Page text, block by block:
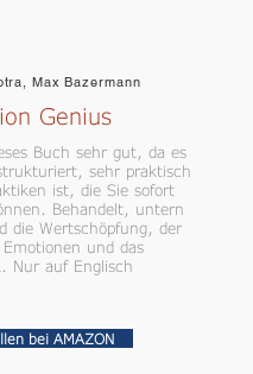
Max Bazermann
Genius
Buch sehr gut, da es
sehr praktisch
ist, die Sie sofort
Behandelt, untern
die Wertschöpfung, der
und das
Nur auf Englisch
bei AMAZON